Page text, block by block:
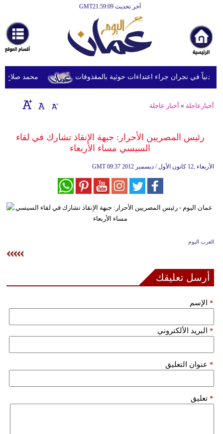
آخر تحديث GMT21:59:09
أخبارعاجلة
رياضة
ثقافة
إقتصاد
وموسيقى
سياحة
ديكور
مرأة
وتكنولوجيا
محمد صلاح يصل
أخبارعاجلة » أخبار عاجلة
رئيس المصريين الأحرار: جبهة الإنقاذ تشارك في لقاء
السيسي مساء الأربعاء
GMT 09:37 2012 الأربعاء ,12 كانون الأول / ديسمبر
العرب اليوم
أرسل تعليقك
الإسم *
البريد الألكتروني *
عنوان التعليق *
تعليق *